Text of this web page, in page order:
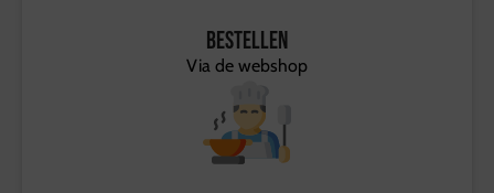
Bestellen
Via de webshop